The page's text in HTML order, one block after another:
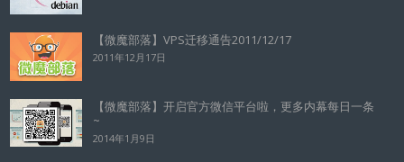
【微魔部落】VPS迁移通告2011/12/17
2011年12月17日
【微魔部落】开启官方微信平台啦，更多内幕每日一条
~
2014年1月9日